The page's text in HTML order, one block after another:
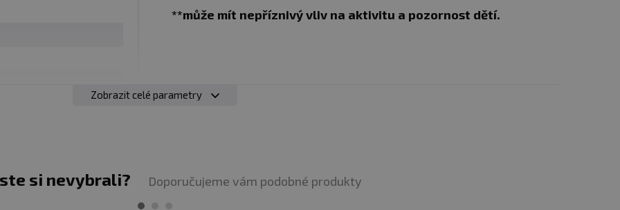
**může mít nepříznivý vliv na aktivitu a pozornost dětí.
Zobrazit celé parametry
si nevybrali? Doporučujeme vám podobné produkty